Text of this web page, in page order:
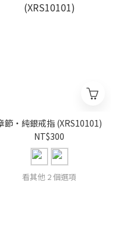
章節・純銀戒指 (XRS10101)
NT$300
看其他 2 個選項